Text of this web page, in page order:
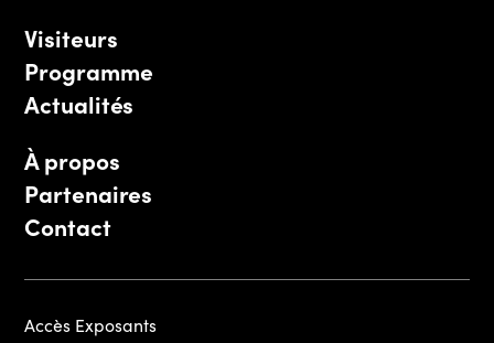
Visiteurs
Programme
Actualités
À propos
Partenaires
Contact
Accès Exposants